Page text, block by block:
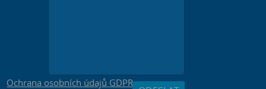
Ochrana osobních údajů GDPR